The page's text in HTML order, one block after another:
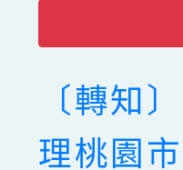
〔轉知
理桃園